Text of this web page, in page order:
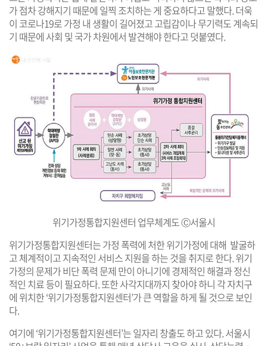
가 점차 강해지기 때문에 일찍 조치하는 게 중요하다고 말했다. 더욱
이 코로나19로 가정 내 생활이 길어졌고 고립감이나 무기력도 계속되
기 때문에 사회 및 국가 차원에서 발견해야 한다고 덧붙였다.
위기가정통합지원센터 업무체계도 Ⓒ서울시
위기가정통합지원센터는 가정 폭력에 처한 위기가정에 대해 발굴하
고 체계적이고 지속적인 서비스 지원을 하는 것을 취지로 한다. 위기
가정의 문제가 비단 폭력 문제 만이 아니기에 경제적인 해결과 정신
적인 치료 등이 필요하다. 또한 사각지대까지 찾아야 하니 각 자치구
에 위치한 ‘위기가정통합지원센터’가 큰 역할을 하게 될 것으로 보인
다.
여기에 ‘위기가정통합지원센터’는 일자리 창출도 하고 있다. 서울시